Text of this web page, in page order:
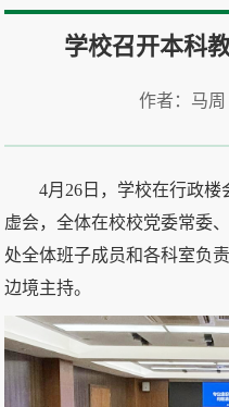
学校召开本科
作者：马
4月26日，学校在行政
虚会，全体在校校党委常委
处全体班子成员和各科室负
边境主持。